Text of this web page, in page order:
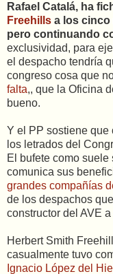
Rafael Catalá, ha
Freehills a los cinco
pero continuando
exclusividad, para
el despacho tendría
congreso cosa que
falta,, que la Oficina
bueno.
Y el PP sostiene que
los letrados del
El bufete como
comunica sus
grandes compañías
de los despachos
constructor del AVE
Herbert Smith
casualmente tuvo
Ignacio López del